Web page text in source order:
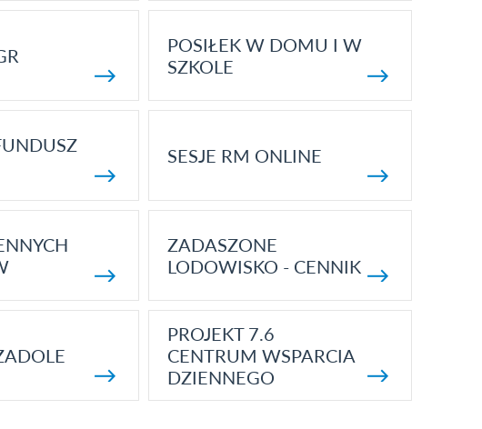
POSIŁEK W DOMU I W
SZKOLE
SESJE RM ONLINE
ZADASZONE
LODOWISKO - CENNIK
PROJEKT 7.6
CENTRUM WSPARCIA
DZIENNEGO